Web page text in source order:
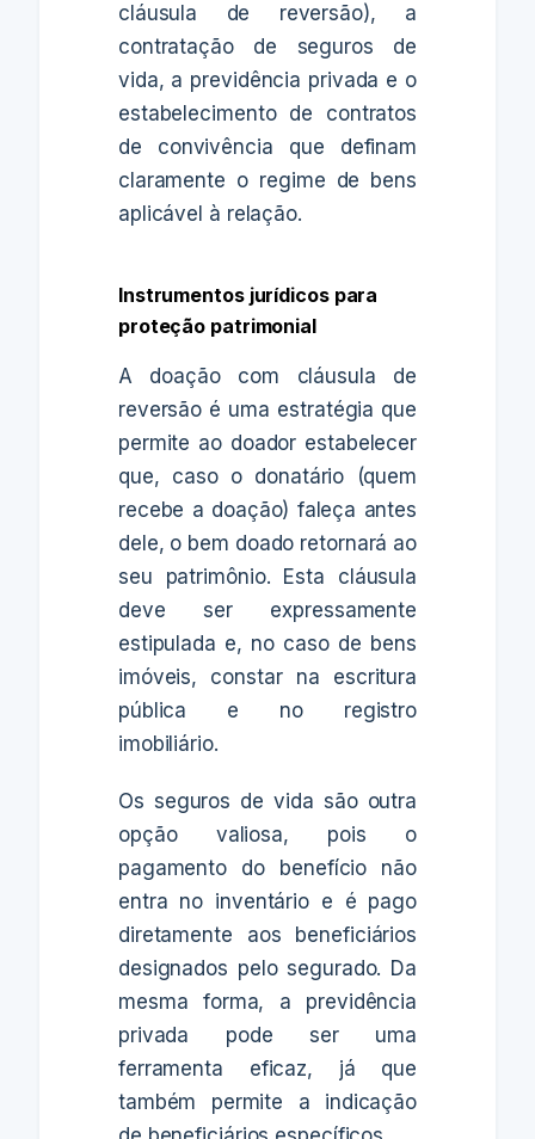
cláusula de reversão), a
contratação de seguros de
vida, a previdência privada e o
estabelecimento de contratos
de convivência que definam
claramente o regime de bens
aplicável à relação.
Instrumentos jurídicos para
proteção patrimonial
A doação com cláusula de
reversão é uma estratégia que
permite ao doador estabelecer
que, caso o donatário (quem
recebe a doação) faleça antes
dele, o bem doado retornará ao
seu patrimônio. Esta cláusula
deve ser expressamente
estipulada e, no caso de bens
imóveis, constar na escritura
pública e no registro
imobiliário.
Os seguros de vida são outra
opção valiosa, pois o
pagamento do benefício não
entra no inventário e é pago
diretamente aos beneficiários
designados pelo segurado. Da
mesma forma, a previdência
privada pode ser uma
ferramenta eficaz, já que
também permite a indicação